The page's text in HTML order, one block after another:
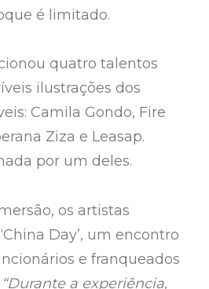
é limitado.
quatro talentos
ilustrações dos
Camila Gondo, Fire
Ziza e Leasap.
por um deles.
os artistas
Day’, um encontro
e franqueados
“Durante a experiência,